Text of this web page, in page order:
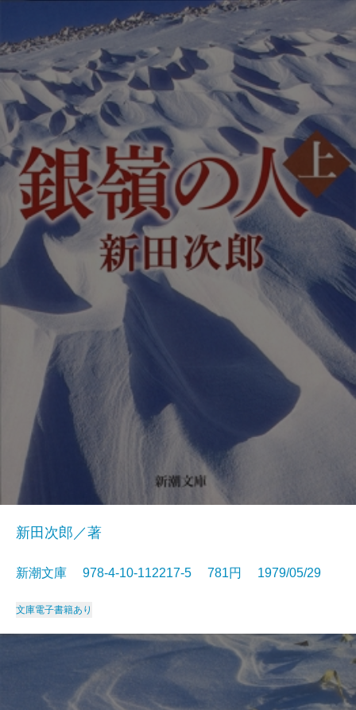
新田次郎／著
新潮文庫 978-4-10-112217-5 781円 1979/05/29
文庫電子書籍あり